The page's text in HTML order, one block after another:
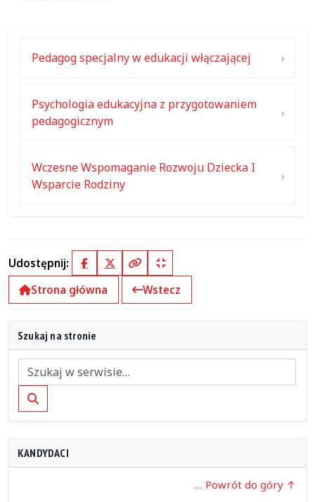
Pedagog specjalny w edukacji włączającej
Psychologia edukacyjna z przygotowaniem
pedagogicznym
Wczesne Wspomaganie Rozwoju Dziecka I
Wsparcie Rodziny
Udostępnij: FacebookX (Twitter)
Kopiuj pełny link
Kopiuj krótki link
Strona główna
Wstecz
Szukaj na stronie
Szukaj
KANDYDACI
… Powrót do góry